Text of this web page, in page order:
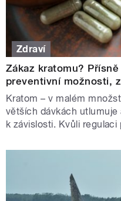
Zdraví
Zákaz kratomu?
preventivní možnosti,
Kratom – v malém
větších dávkách
k závislosti. Kvůli